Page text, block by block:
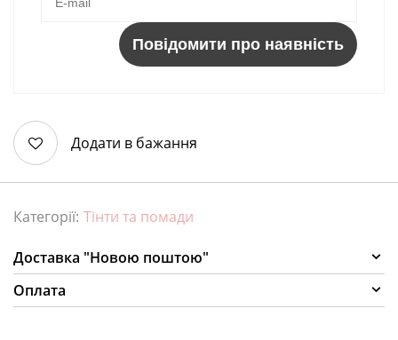
Повідомити про наявність
Додати в бажання
Категорії: Тінти та помади
Доставка "Новою поштою"
Оплата